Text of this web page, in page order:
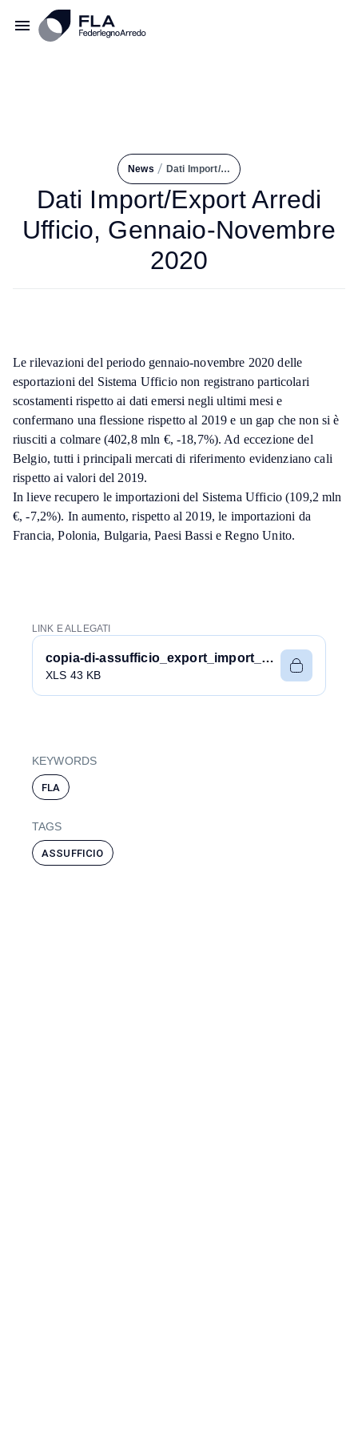
News / Dati Import/Export Arredi Ufficio, Gennaio-Novembre 2020
Dati Import/Export Arredi
Ufficio, Gennaio-Novembre
2020
Le rilevazioni del periodo gennaio-novembre 2020 delle
esportazioni del Sistema Ufficio non registrano particolari
scostamenti rispetto ai dati emersi negli ultimi mesi e
confermano una flessione rispetto al 2019 e un gap che non si è
riusciti a colmare (402,8 mln €, -18,7%). Ad eccezione del
Belgio, tutti i principali mercati di riferimento evidenziano cali
rispetto ai valori del 2019.
In lieve recupero le importazioni del Sistema Ufficio (109,2 mln
€, -7,2%). In aumento, rispetto al 2019, le importazioni da
Francia, Polonia, Bulgaria, Paesi Bassi e Regno Unito.
LINK E ALLEGATI
copia-di-assufficio_export_import_gennov2020.xls
XLS 43 KB
KEYWORDS
FLA
TAGS
ASSUFFICIO